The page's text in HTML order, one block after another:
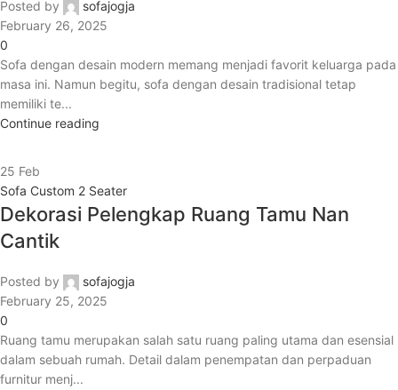
Posted by
sofajogja
February 26, 2025
0
Sofa dengan desain modern memang menjadi favorit keluarga pada
masa ini. Namun begitu, sofa dengan desain tradisional tetap
memiliki te...
Continue reading
25 Feb
Sofa Custom 2 Seater
Dekorasi Pelengkap Ruang Tamu Nan
Cantik
Posted by
sofajogja
February 25, 2025
0
Ruang tamu merupakan salah satu ruang paling utama dan esensial
dalam sebuah rumah. Detail dalam penempatan dan perpaduan
furnitur menj...